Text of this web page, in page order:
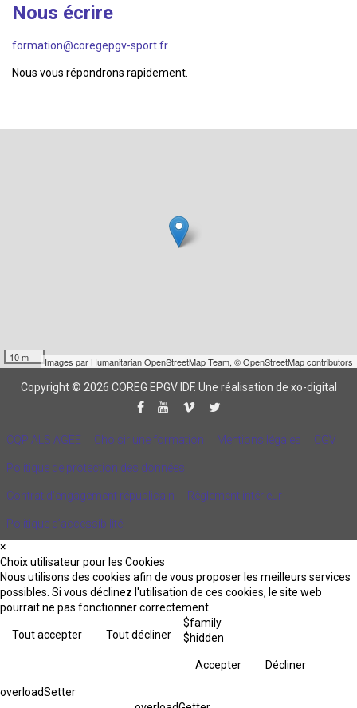
Nous écrire
formation@coregepgv-sport.fr
Nous vous répondrons rapidement.
10 m Images par Humanitarian OpenStreetMap Team, © OpenStreetMap contributors
Copyright © 2026 COREG EPGV IDF. Une réalisation de xo-digital
CQP ALS AGEE Choisir une formation Mentions légales CGV
Politique de protection des données
Contrat d'engagement républicain Règlement intérieur
Politique d’accessibilité
×
Choix utilisateur pour les Cookies
Nous utilisons des cookies afin de vous proposer les meilleurs services
possibles. Si vous déclinez l'utilisation de ces cookies, le site web
pourrait ne pas fonctionner correctement.
Tout accepter Tout décliner
$family
$hidden
Accepter Décliner
overloadSetter